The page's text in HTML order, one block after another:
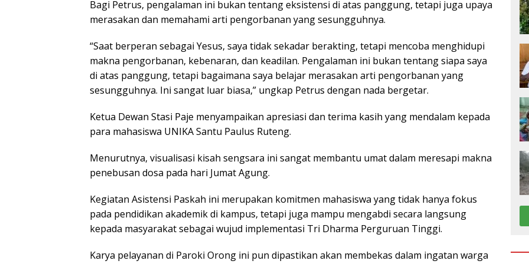
Bagi Petrus, pengalaman ini bukan tentang eksistensi di atas panggung, tetapi juga upaya
merasakan dan memahami arti pengorbanan yang sesungguhnya.
“Saat berperan sebagai Yesus, saya tidak sekadar berakting, tetapi mencoba menghidupi
makna pengorbanan, kebenaran, dan keadilan. Pengalaman ini bukan tentang siapa saya
di atas panggung, tetapi bagaimana saya belajar merasakan arti pengorbanan yang
sesungguhnya. Ini sangat luar biasa,” ungkap Petrus dengan nada bergetar.
Ketua Dewan Stasi Paje menyampaikan apresiasi dan terima kasih yang mendalam kepada
para mahasiswa UNIKA Santu Paulus Ruteng.
Menurutnya, visualisasi kisah sengsara ini sangat membantu umat dalam meresapi makna
penebusan dosa pada hari Jumat Agung.
Kegiatan Asistensi Paskah ini merupakan komitmen mahasiswa yang tidak hanya fokus
pada pendidikan akademik di kampus, tetapi juga mampu mengabdi secara langsung
kepada masyarakat sebagai wujud implementasi Tri Dharma Perguruan Tinggi.
Karya pelayanan di Paroki Orong ini pun dipastikan akan membekas dalam ingatan warga